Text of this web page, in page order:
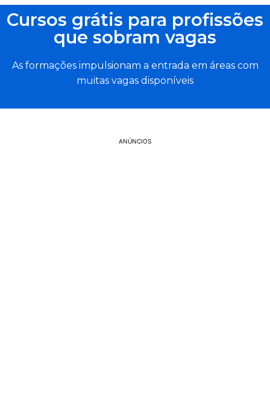
Cursos grátis para profissões
que sobram vagas
As formações impulsionam a entrada em áreas com
muitas vagas disponíveis
ANÚNCIOS